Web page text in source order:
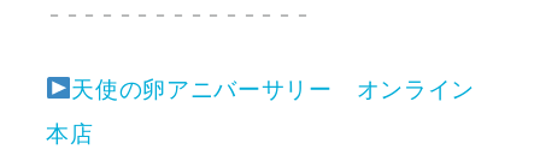
－－－－－－－－－－－－－－－
天使の卵アニバーサリー オンライン
本店